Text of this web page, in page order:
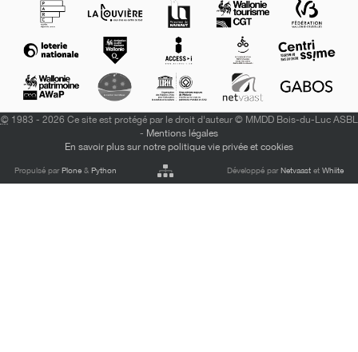
©1983 - 2026 Ce site est protégé par le droit d'auteur © MMDD Bois-du-Luc ASBL
- Mentions légales
En savoir plus sur notre politique vie privée et cookies
Propulsé parPlone &Python Développé parNetvaastet Whiite